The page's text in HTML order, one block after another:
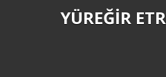
YÜREĞİR